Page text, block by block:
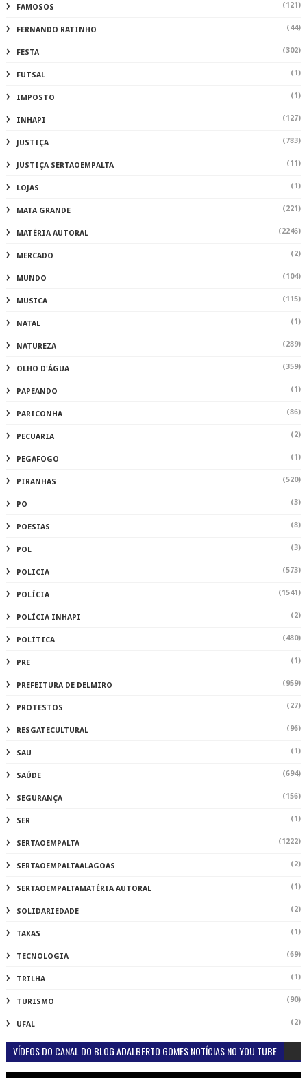
FAMOSOS (121)
FERNANDO RATINHO (44)
FESTA (302)
FUTSAL (1)
IMPOSTO (1)
INHAPI (127)
JUSTIÇA (783)
JUSTIÇA SERTAOEMPALTA (11)
LOJAS (1)
MATA GRANDE (221)
MATÉRIA AUTORAL (2246)
MERCADO (2)
MUNDO (104)
MUSICA (115)
NATAL (1)
NATUREZA (289)
OLHO D'ÁGUA (359)
PAPEANDO (1)
PARICONHA (86)
PECUARIA (2)
PEGAFOGO (1)
PIRANHAS (520)
PO (3)
POESIAS (8)
POL (3)
POLICIA (573)
POLÍCIA (1541)
POLÍCIA INHAPI (2)
POLÍTICA (480)
PRE (1)
PREFEITURA DE DELMIRO (959)
PROTESTOS (27)
RESGATECULTURAL (96)
SAU (1)
SAÚDE (694)
SEGURANÇA (156)
SER (1)
SERTAOEMPALTA (1222)
SERTAOEMPALTAALAGOAS (2)
SERTAOEMPALTAMATÉRIA AUTORAL (1)
SOLIDARIEDADE (2)
TAXAS (1)
TECNOLOGIA (69)
TRILHA (1)
TURISMO (90)
UFAL (2)
VÍDEOS DO CANAL DO BLOG ADALBERTO GOMES NOTÍCIAS NO YOU TUBE